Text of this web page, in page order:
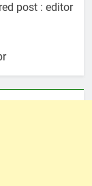
post : editor